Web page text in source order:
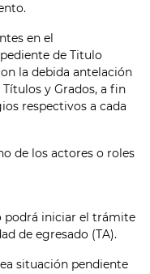
en el
de Titulo
la debida antelación
y Grados, a fin
respectivos a cada
de los actores o roles
podrá iniciar el trámite
de egresado (TA).
situación pendiente